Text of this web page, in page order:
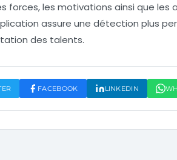
forces, les motivations ainsi que les
assure une détection plus
des talents.
FACEBOOK LINKEDIN